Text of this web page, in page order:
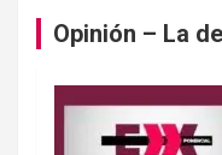
Opinión – La